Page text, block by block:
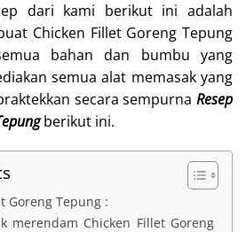
dari kami berikut ini adalah
Chicken Fillet Goreng Tepung
bahan dan bumbu yang
semua alat memasak yang
secara sempurna Resep
berikut ini.
Goreng Tepung :
merendam Chicken Fillet Goreng